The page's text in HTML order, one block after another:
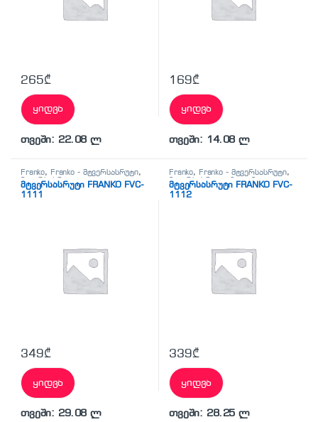
265₾
ყიდვა
თვეში: 22.08 ლ
169₾
ყიდვა
თვეში: 14.08 ლ
Franko, Franko - მტვერსასრუტი,
მტვერსასრუტი ,
საყოფაცხოვრებო ტექნიკა ,
ჰიგიენა-სისუფთავე
მტვერსასრუტი FRANKO FVC-
1111
349₾
ყიდვა
თვეში: 29.08 ლ
Franko, Franko - მტვერსასრუტი,
მტვერსასრუტი , ჰიგიენა-
სისუფთავე
მტვერსასრუტი FRANKO FVC-
1112
339₾
ყიდვა
თვეში: 28.25 ლ